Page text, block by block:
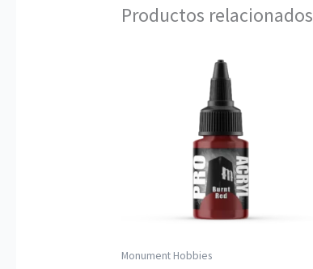
Productos relacionados
Monument Hobbies